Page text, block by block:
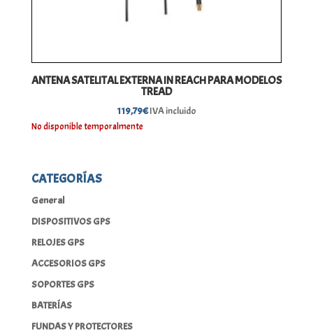
ANTENA SATELITAL EXTERNA IN REACH PARA MODELOS
TREAD
119,79€IVA incluido
No disponible temporalmente
CATEGORÍAS
General
DISPOSITIVOS GPS
RELOJES GPS
ACCESORIOS GPS
SOPORTES GPS
BATERÍAS
FUNDAS Y PROTECTORES